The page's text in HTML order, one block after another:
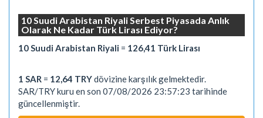
10 Suudi Arabistan Riyali Serbest Piyasada Anlık
Olarak Ne Kadar Türk Lirası Ediyor?
10 Suudi Arabistan Riyali = 126,41 Türk Lirası
1 SAR = 12,64 TRYdövizine karşılık gelmektedir.
SAR/TRY kuru en son 07/08/2026 23:57:23 tarihinde
güncellenmiştir.